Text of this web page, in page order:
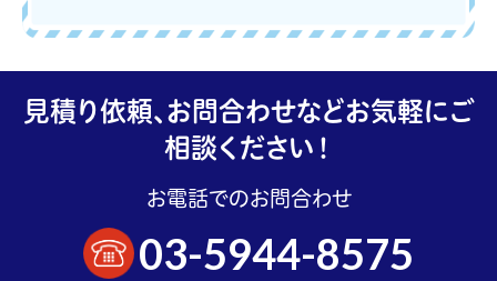
見積り依頼、お問合わせなどお気軽にご
相談ください！
お電話でのお問合わせ
03-5944-8575